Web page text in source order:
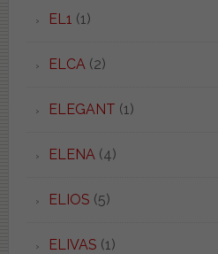
EL1 (1)
ELCA (2)
ELEGANT (1)
ELENA (4)
ELIOS (5)
ELIVAS (1)